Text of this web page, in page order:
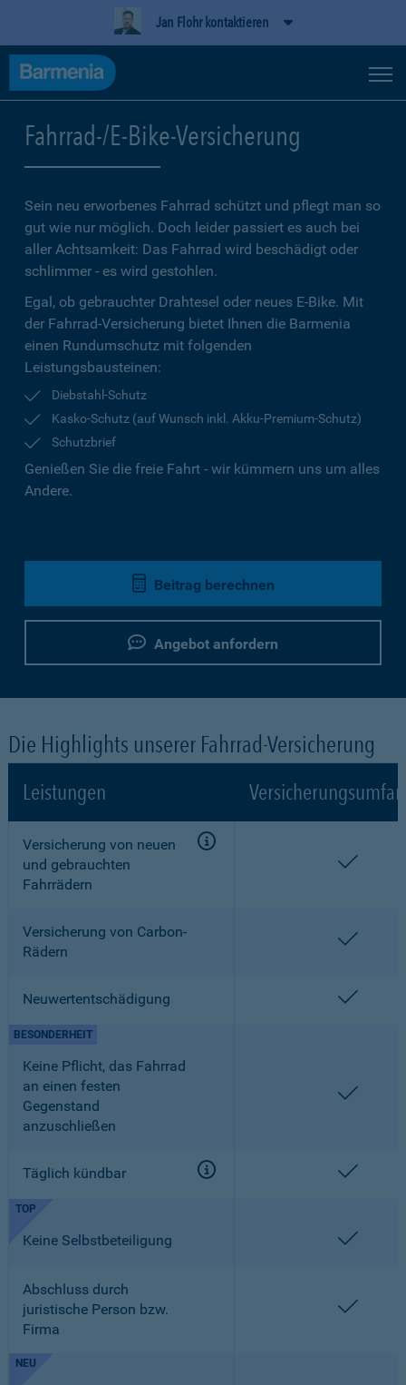
Jan Flohr kontaktieren
Fahrrad-/E-Bike-Versicherung
Sein neu erworbenes Fahrrad schützt und pflegt man so
gut wie nur möglich. Doch leider passiert es auch bei
aller Achtsamkeit: Das Fahrrad wird beschädigt oder
schlimmer - es wird gestohlen.
Egal, ob gebrauchter Drahtesel oder neues E-Bike. Mit
der Fahrrad-Versicherung bietet Ihnen die Barmenia
einen Rundumschutz mit folgenden
Leistungsbausteinen:
Diebstahl-Schutz
Kasko-Schutz (auf Wunsch inkl. Akku-Premium-Schutz)
Schutzbrief
Genießen Sie die freie Fahrt - wir kümmern uns um alles
Andere.
Beitrag berechnen
Angebot anfordern
Die Highlights unserer Fahrrad-Versicherung
Leistungen
Versicherung von neuen
und gebrauchten
Fahrrädern
Versicherung von Carbon-
Rädern
Neuwertentschädigung
Keine Pflicht, das Fahrrad
an einen festen
Gegenstand
anzuschließen
BESONDERHEIT
Täglich kündbar
TOP
Keine Selbstbeteiligung
Abschluss durch
juristische Person bzw.
Firma
NEU